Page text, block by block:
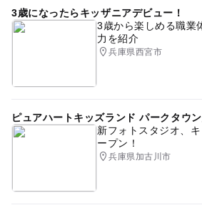
駐車料金500円が別途必要です。※
車場無料クーポン配布中
大人の料金詳細
＊ネスタリゾート神戸施設内のチ
BBQ施設やホテルをご利用の方は
タグ
駐車場無料クーポンあり
食べ歩き ランチ
から揚げ カレー 焼うどん
3歳になったらキッザニアデビュー！
3歳から楽しめる職業
力を紹介
兵庫県西宮市
ピュアハートキッズランド パークタウ
新フォトスタジオ、
ープン！
兵庫県加古川市